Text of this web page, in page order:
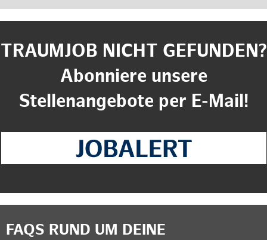
TRAUMJOB NICHT GEFUNDEN?
Abonniere unsere
Stellenangebote per E-Mail!
FAQS RUND UM DEINE